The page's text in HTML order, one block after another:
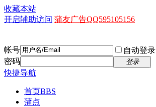
收藏本站
开启辅助访问 蒲友广告QQ595105156
帐号 自动登录
密码
登录
快捷导航
首页BBS
蒲点